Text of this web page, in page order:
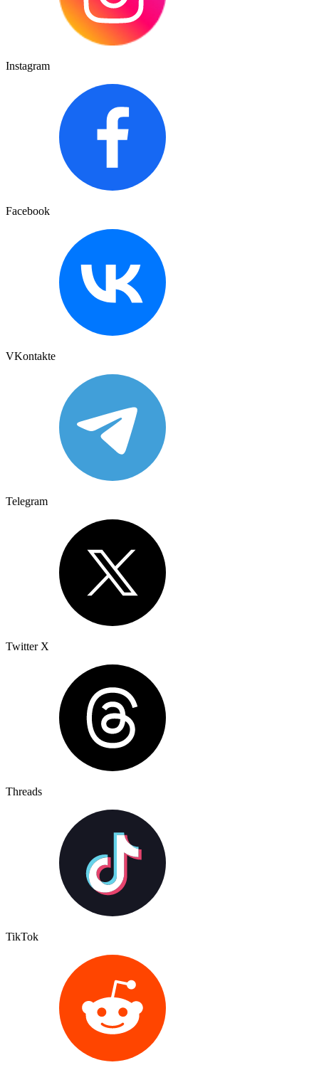
Instagram
Facebook
VKontakte
Telegram
Twitter X
Threads
TikTok